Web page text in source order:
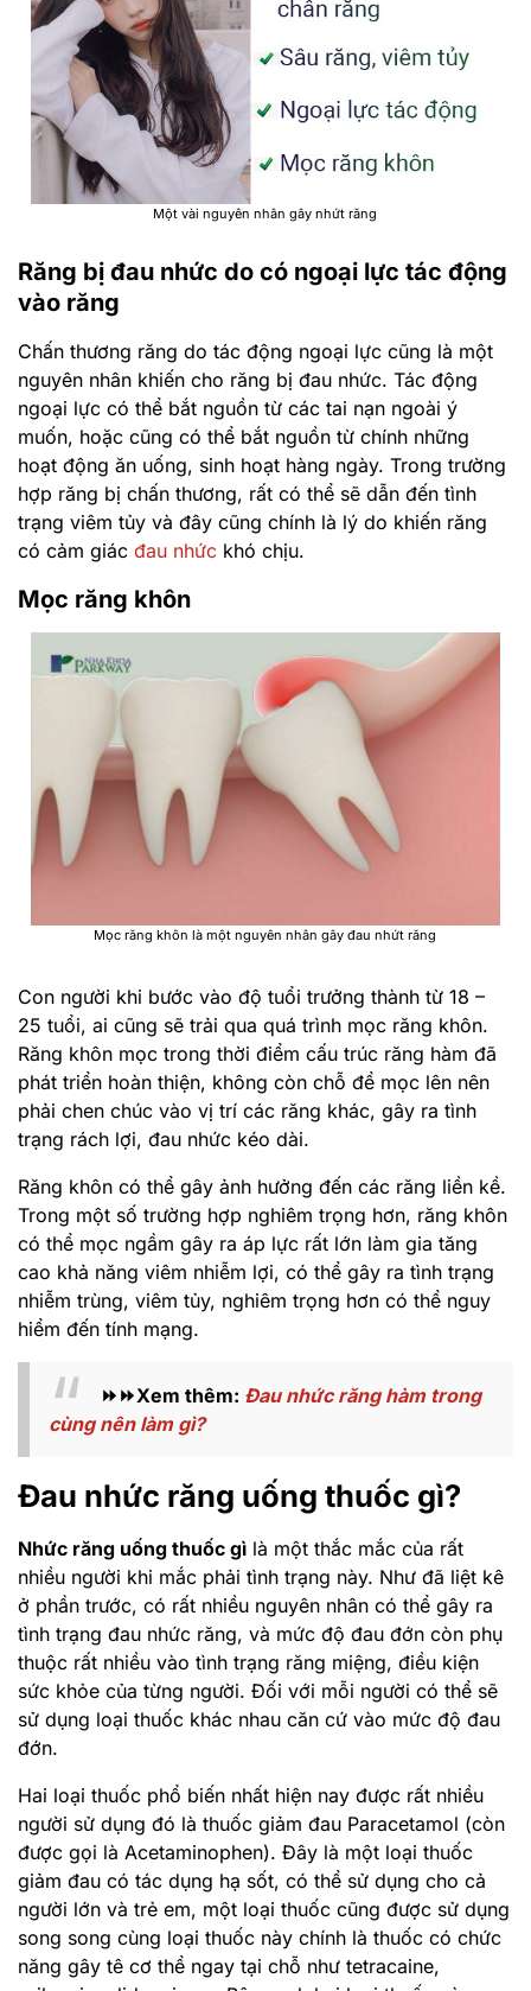
Một vài nguyên nhân gây nhứt răng
Răng bị đau nhức do có ngoại lực tác động
vào răng
Chấn thương răng do tác động ngoại lực cũng là một
nguyên nhân khiến cho răng bị đau nhức. Tác động
ngoại lực có thể bắt nguồn từ các tai nạn ngoài ý
muốn, hoặc cũng có thể bắt nguồn từ chính những
hoạt động ăn uống, sinh hoạt hàng ngày. Trong trường
hợp răng bị chấn thương, rất có thể sẽ dẫn đến tình
trạng viêm tủy và đây cũng chính là lý do khiến răng
có cảm giác đau nhức khó chịu.
Mọc răng khôn
Mọc răng khôn là một nguyên nhân gây đau nhứt răng
Con người khi bước vào độ tuổi trưởng thành từ 18 –
25 tuổi, ai cũng sẽ trải qua quá trình mọc răng khôn.
Răng khôn mọc trong thời điểm cấu trúc răng hàm đã
phát triển hoàn thiện, không còn chỗ để mọc lên nên
phải chen chúc vào vị trí các răng khác, gây ra tình
trạng rách lợi, đau nhức kéo dài.
Răng khôn có thể gây ảnh hưởng đến các răng liền kề.
Trong một số trường hợp nghiêm trọng hơn, răng khôn
có thể mọc ngầm gây ra áp lực rất lớn làm gia tăng
cao khả năng viêm nhiễm lợi, có thể gây ra tình trạng
nhiễm trùng, viêm tủy, nghiêm trọng hơn có thể nguy
hiểm đến tính mạng.
⏩⏩Xem thêm: Đau nhức răng hàm trong
cùng nên làm gì?
Đau nhức răng uống thuốc gì?
Nhức răng uống thuốc gì là một thắc mắc của rất
nhiều người khi mắc phải tình trạng này. Như đã liệt kê
ở phần trước, có rất nhiều nguyên nhân có thể gây ra
tình trạng đau nhức răng, và mức độ đau đớn còn phụ
thuộc rất nhiều vào tình trạng răng miệng, điều kiện
sức khỏe của từng người. Đối với mỗi người có thể sẽ
sử dụng loại thuốc khác nhau căn cứ vào mức độ đau
đớn.
Hai loại thuốc phổ biến nhất hiện nay được rất nhiều
người sử dụng đó là thuốc giảm đau Paracetamol (còn
được gọi là Acetaminophen). Đây là một loại thuốc
giảm đau có tác dụng hạ sốt, có thể sử dụng cho cả
người lớn và trẻ em, một loại thuốc cũng được sử dụng
song song cùng loại thuốc này chính là thuốc có chức
năng gây tê cơ thể ngay tại chỗ như tetracaine,